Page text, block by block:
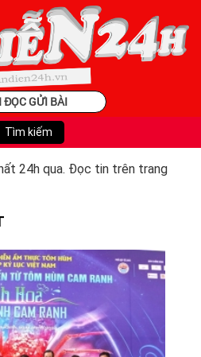
ĐỌC GỬI BÀI
24h qua. Đọc tin trên trang